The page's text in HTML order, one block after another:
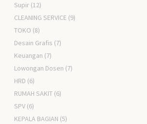
Supir (12)
CLEANING SERVICE (9)
TOKO (8)
Desain Grafis (7)
Keuangan (7)
Lowongan Dosen (7)
HRD (6)
RUMAH SAKIT (6)
SPV (6)
KEPALA BAGIAN (5)